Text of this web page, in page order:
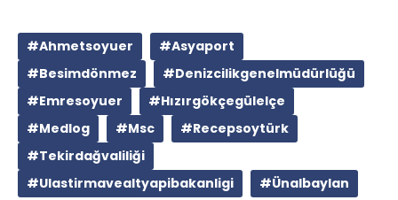
#Ahmetsoyuer
#Asyaport
#Besimdönmez
#Denizcilikgenelmüdürlüğü
#Emresoyuer
#Hızırgökçegülelçe
#Medlog
#Msc
#Recepsoytürk
#Tekirdağvaliliği
#Ulastirmavealtyapibakanligi
#Ünalbaylan